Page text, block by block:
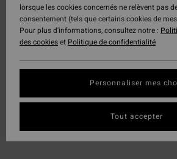
lorsque les cookies concernés ne relèvent pas
consentement (tels que certains cookies de
Pour plus d'informations, consultez notre :
des cookieset Politique de confidentialité
Personnaliser mes
Tout accepter